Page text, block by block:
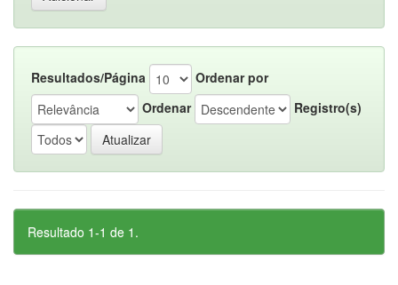
Resultados/Página
Ordenar por
Ordenar
Registro(s)
Resultado 1-1 de 1.